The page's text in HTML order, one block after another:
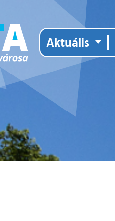
Aktuális